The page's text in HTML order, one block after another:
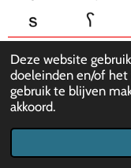
Deze website
doeleinden en/of
gebruik te blijven
akkoord.